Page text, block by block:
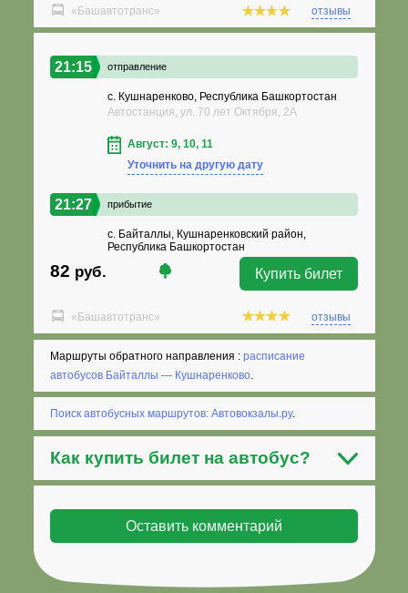
«Башавтотранс» отзывы
21:15 отправление
с. Кушнаренково, Республика Башкортостан
Автостанция, ул. 70 лет Октября, 2А
Август: 9, 10, 11
Уточнить на другую дату
21:27 прибытие
с. Байталлы, Кушнаренковский район,
Республика Башкортостан
82 руб. Купить билет
«Башавтотранс» отзывы
Маршруты обратного направления :расписание
автобусов Байталлы — Кушнаренково
Поиск автобусных маршрутов: Автовокзалы.ру.
Как купить билет на автобус?